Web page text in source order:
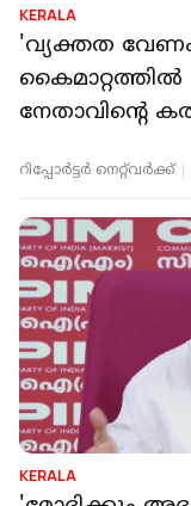
KERALA
'വ്യക്തത
കൈമാറ്റത്തില്‍
നേതാവിന്റെ
റിപ്പോർട്ടർ നെറ്റ്‌വര്‍ക്ക്‌
KERALA